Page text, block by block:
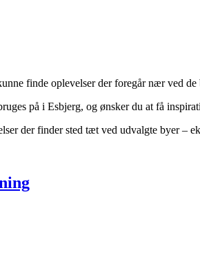
finde oplevelser der foregår nær ved de
på i Esbjerg, og ønsker du at få
der finder sted tæt ved udvalgte byer –